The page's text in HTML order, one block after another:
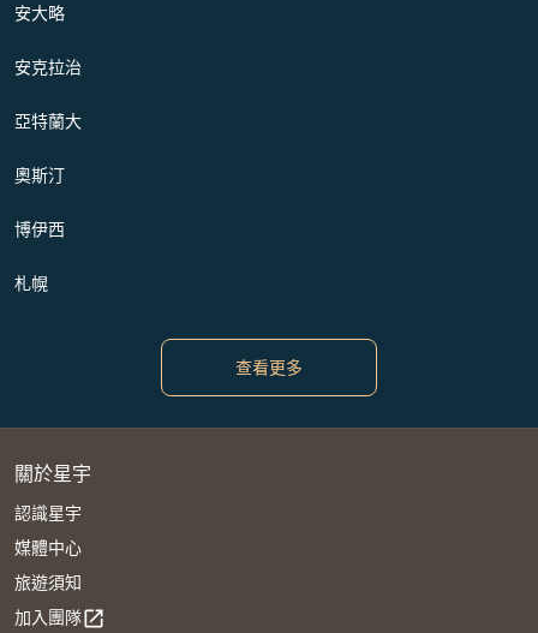
安大略
安克拉治
亞特蘭大
奧斯汀
博伊西
札幌
查看更多
關於星宇
認識星宇
媒體中心
旅遊須知
加入團隊open_in_new